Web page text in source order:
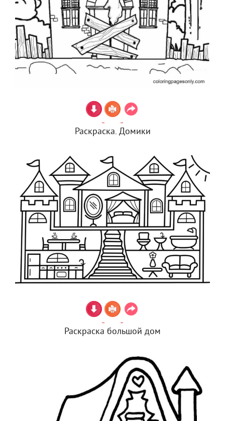
Раскраска. Домики
Раскраска большой дом